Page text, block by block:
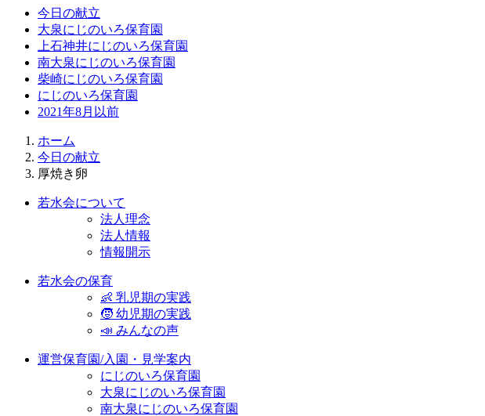
今日の献立
大泉にじのいろ保育園
上石神井にじのいろ保育園
南大泉にじのいろ保育園
柴崎にじのいろ保育園
にじのいろ保育園
2021年8月以前
ホーム
今日の献立
厚焼き卵
若水会について
法人理念
法人情報
情報開示
若水会の保育
👶 乳児期の実践
🧒 幼児期の実践
📣 みんなの声
運営保育園/入園・見学案内
にじのいろ保育園
大泉にじのいろ保育園
南大泉にじのいろ保育園